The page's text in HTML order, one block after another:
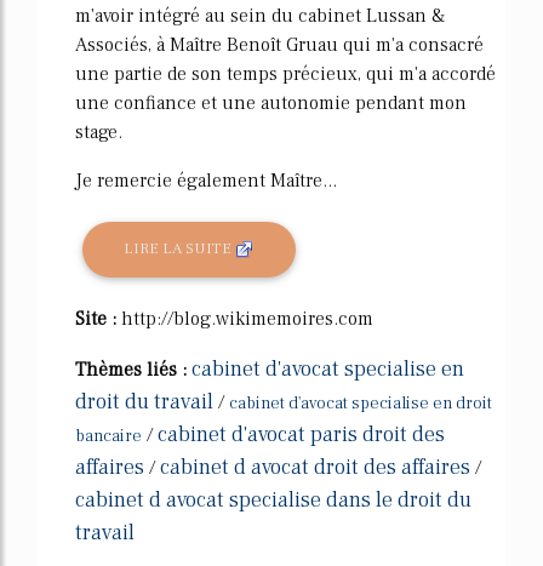
m'avoir intégré au sein du cabinet Lussan &
Associés, à Maître Benoît Gruau qui m'a consacré
une partie de son temps précieux, qui m'a accordé
une confiance et une autonomie pendant mon
stage.
Je remercie également Maître...
LIRE LA SUITE
Site : http://blog.wikimemoires.com
Thèmes liés : cabinet d'avocat specialise en
droit du travail / cabinet d'avocat specialise en droit
bancaire /cabinet d'avocat paris droit des
affaires /cabinet d avocat droit des affaires /
cabinet d avocat specialise dans le droit du
travail